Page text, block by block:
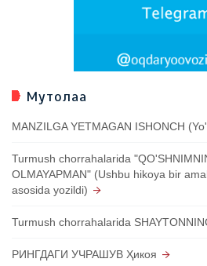
Мутолаа
MANZILGA YETMAGAN ISHONCH
Turmush chorrahalarida
OLMAYAPMAN" (Ushbu hikoya bir
asosida yozildi)
Turmush chorrahalarida
РИНГДАГИ УЧРАШУВ Ҳикоя